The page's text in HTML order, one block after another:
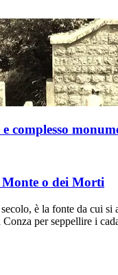
complesso
o dei Morti
è la fonte da cui si
per seppellire i